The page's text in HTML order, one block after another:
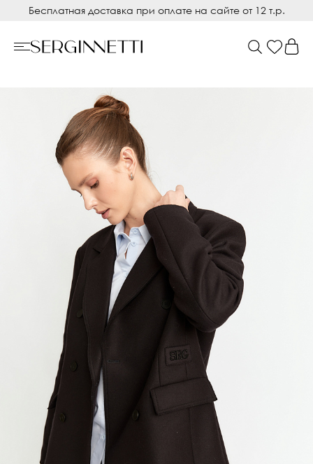
Бесплатная доставка при оплате на сайте от 12 т.р.